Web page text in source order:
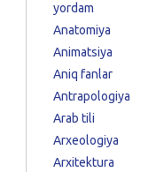
yordam
Anatomiya
Animatsiya
Aniq fanlar
Antrapologiya
Arab tili
Arxeologiya
Arxitektura